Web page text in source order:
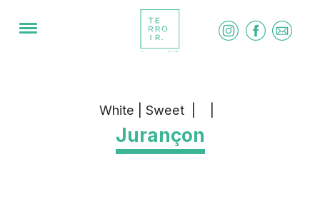
White | Sweet
Jurançon